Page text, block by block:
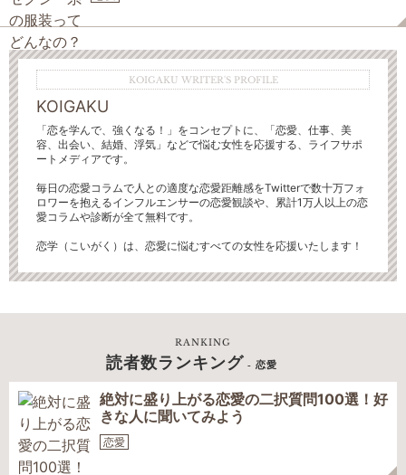
KOIGAKU WRITER'S PROFILE
KOIGAKU
「恋を学んで、強くなる！」をコンセプトに、「恋愛、仕事、美
容、出会い、結婚、浮気」などで悩む女性を応援する、ライフサポ
ートメディアです。
毎日の恋愛コラムで人との適度な恋愛距離感をTwitterで数十万フォ
ロワーを抱えるインフルエンサーの恋愛観談や、累計1万人以上の恋
愛コラムや診断が全て無料です。
恋学（こいがく）は、恋愛に悩むすべての女性を応援いたします！
RANKING
読者数ランキング - 恋愛
絶対に盛り上がる恋愛の二択質問100選！好
きな人に聞いてみよう
恋愛